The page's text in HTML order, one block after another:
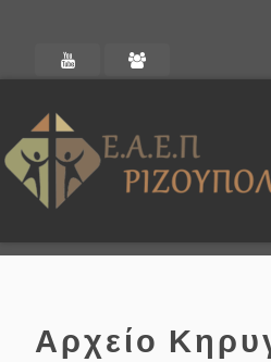
Αρχείο